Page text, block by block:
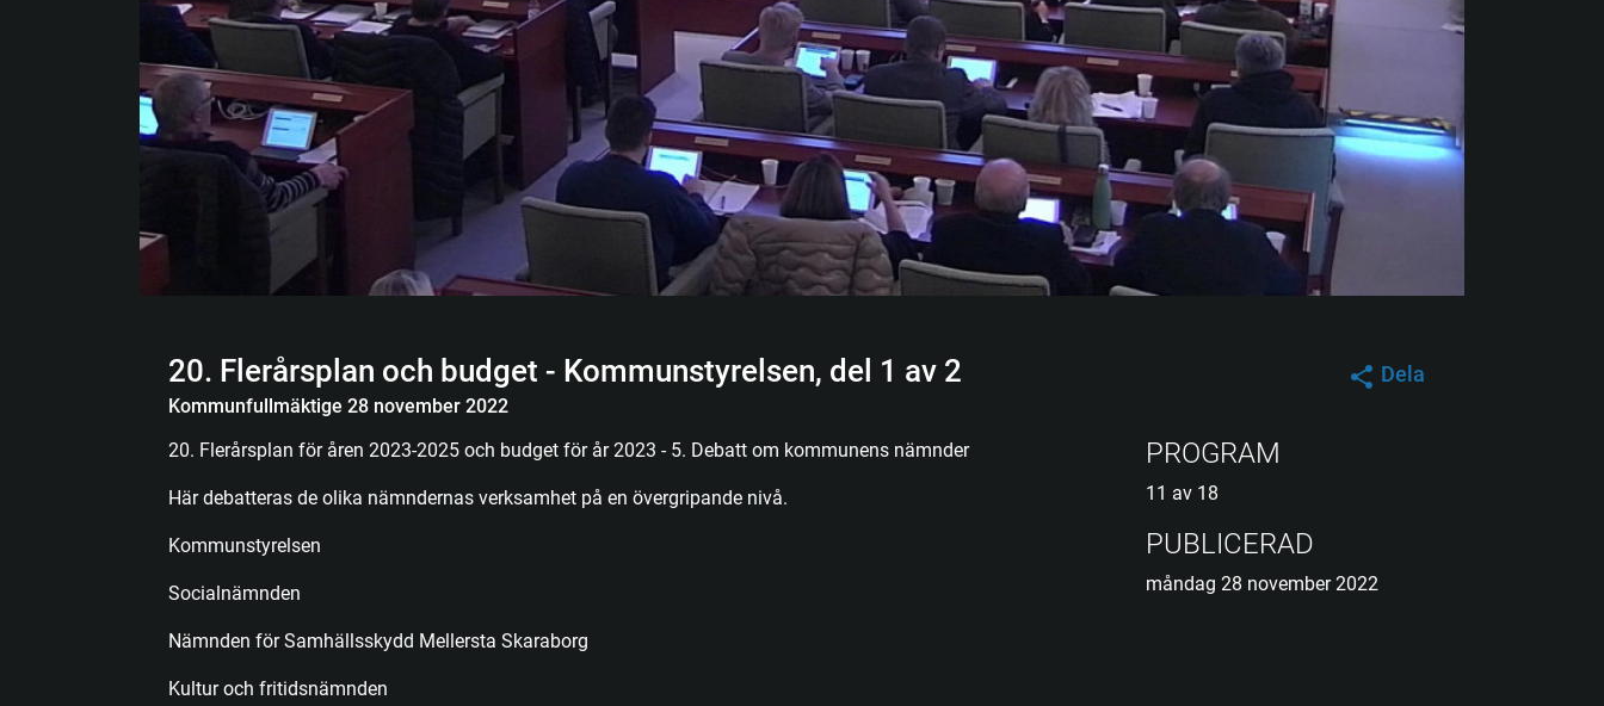
Dela
20. Flerårsplan och budget - Kommunstyrelsen, del 1 av 2
Kommunfullmäktige 28 november 2022
20. Flerårsplan för åren 2023-2025 och budget för år 2023 - 5. Debatt om kommunens nämnder
Här debatteras de olika nämndernas verksamhet på en övergripande nivå.
Kommunstyrelsen
Socialnämnden
Nämnden för Samhällsskydd Mellersta Skaraborg
Kultur och fritidsnämnden
PROGRAM
11 av 18
PUBLICERAD
måndag 28 november 2022